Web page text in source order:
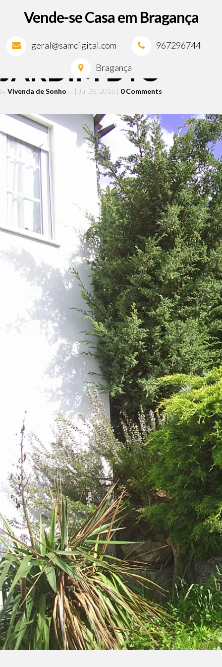
Vende-se Casa em Bragança
geral@samdigital.com 967296744
Bragança
JARDIM DTO
by Vivenda de Sonho in | Jul 26, 2016 | 0 Comments